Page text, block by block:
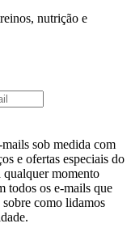
nutrição e
sob medida com
e ofertas especiais do
qualquer momento
todos os e-mails que
sobre como lidamos